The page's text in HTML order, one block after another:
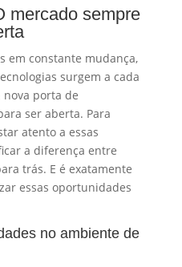
mercado sempre
em constante mudança,
surgem a cada
porta de
ser aberta. Para
atento a essas
a diferença entre
trás. E é exatamente
essas oportunidades
no ambiente de